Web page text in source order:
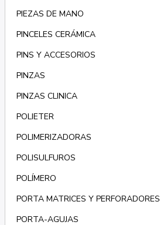
PIEZAS DE MANO
PINCELES CERÁMICA
PINS Y ACCESORIOS
PINZAS
PINZAS CLINICA
POLIETER
POLIMERIZADORAS
POLISULFUROS
POLÍMERO
PORTA MATRICES Y PERFORADORES
PORTA-AGUJAS